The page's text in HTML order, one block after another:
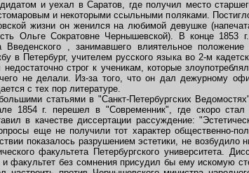
и уехал в Саратов, где получил место
и некоторыми ссыльными поляками.
жизни он женился на любимой девушке
Сократовне Чернышевской). В конце 1853 г.,
Введенского , занимавшего влиятельное
в Петербург, учителем русского языка во 2-м
строг к ученикам, которые
не делали. Из-за того, что он дал дежурному
с тех пор литературе.
статьями в "Санкт-Петербургских
1854 г. перешел в "Современник", где скоро
в качестве диссертации рассуждение:
еще не получили тот характер общественно-
показалось разрушением эстетики, не возбудило
факультета Петербургского университета.
и факультет без сомнения присудил бы ему искомую